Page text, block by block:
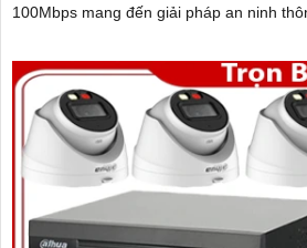
100Mbps mang đến giải pháp an ninh